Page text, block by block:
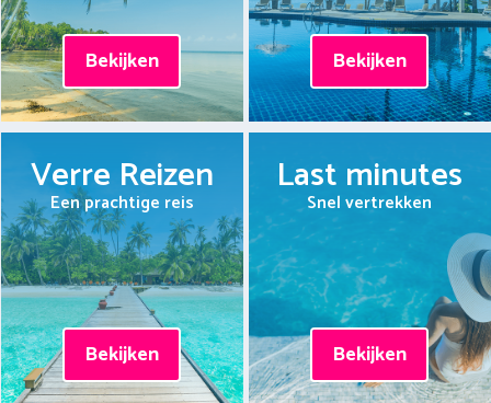
Bekijken Bekijken
Verre Reizen
Een prachtige reis
Bekijken
Last minutes
Snel vertrekken
Bekijken